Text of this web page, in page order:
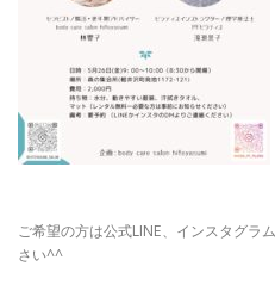
ご希望の方は公式LINE、インスタグラ
さい^^